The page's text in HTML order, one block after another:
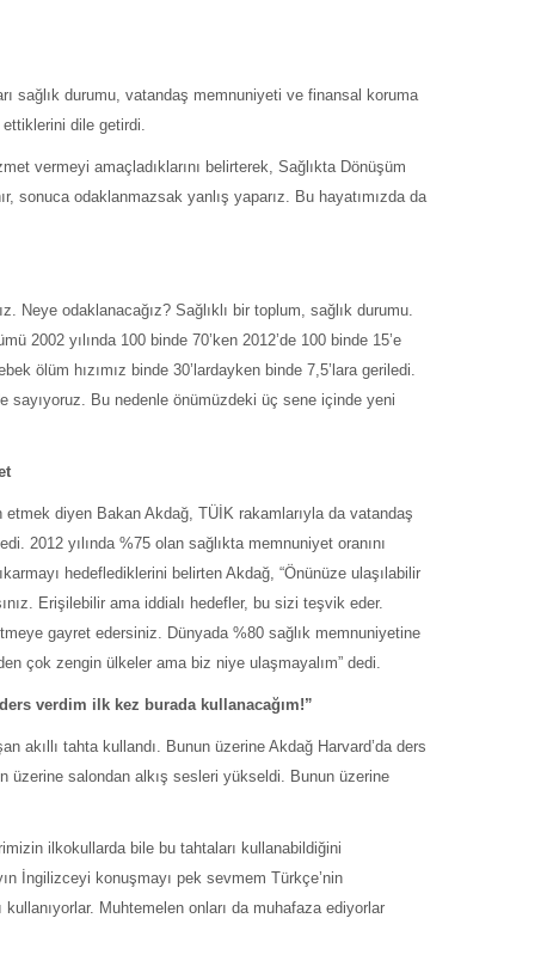
sağlık durumu, vatandaş memnuniyeti ve finansal koruma
ettiklerini dile getirdi.
vermeyi amaçladıklarını belirterek, Sağlıkta Dönüşüm
sonuca odaklanmazsak yanlış yaparız. Bu hayatımızda da
Neye odaklanacağız? Sağlıklı bir toplum, sağlık durumu.
2002 yılında 100 binde 70’ken 2012’de 100 binde 15’e
ölüm hızımız binde 30’lardayken binde 7,5’lara geriledi.
sayıyoruz. Bu nedenle önümüzdeki üç sene içinde yeni
etmek diyen Bakan Akdağ, TÜİK rakamlarıyla da vatandaş
2012 yılında %75 olan sağlıkta memnuniyet oranını
hedeflediklerini belirten Akdağ, “Önünüze ulaşılabilir
Erişilebilir ama iddialı hedefler, bu sizi teşvik eder.
gayret edersiniz. Dünyada %80 sağlık memnuniyetine
çok zengin ülkeler ama biz niye ulaşmayalım” dedi.
verdim ilk kez burada kullanacağım!”
akıllı tahta kullandı. Bunun üzerine Akdağ Harvard’da ders
üzerine salondan alkış sesleri yükseldi. Bunun üzerine
ilkokullarda bile bu tahtaları kullanabildiğini
İngilizceyi konuşmayı pek sevmem Türkçe’nin
Muhtemelen onları da muhafaza ediyorlar